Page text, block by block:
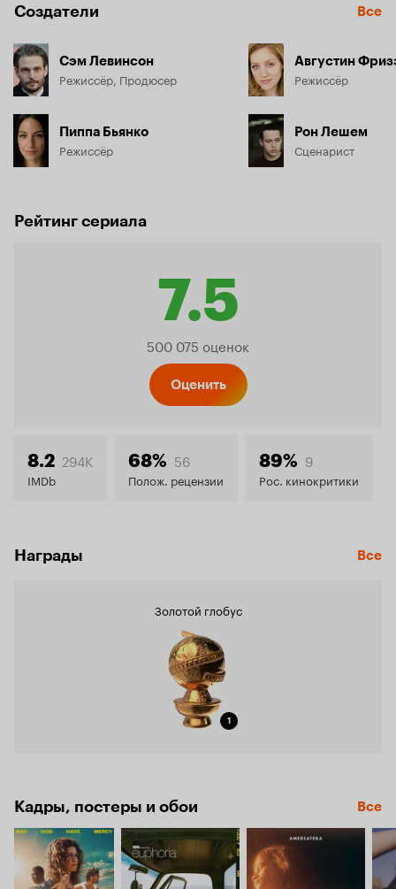
Создатели Все
Сэм Левинсон
Режиссёр, Продюсер
Пиппа Бьянко
Режиссёр
Августин
Режиссёр
Рон Лешем
Сценарист
Рейтинг сериала
7.5
Рейтинг
7.5
500 075 оценок
Оценить
8.2 294K
IMDb
68% 56
Полож. рецензии
89% 9
Рос. кинокритики
Награды Все
Золотой глобус
1
Кадры, постеры и обои Все